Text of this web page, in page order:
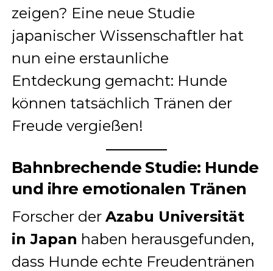
zeigen? Eine neue Studie
japanischer Wissenschaftler hat
nun eine erstaunliche
Entdeckung gemacht: Hunde
können tatsächlich Tränen der
Freude vergießen!
Bahnbrechende Studie: Hunde
und ihre emotionalen Tränen
Forscher der Azabu Universität
in Japan haben herausgefunden,
dass Hunde echte Freudentränen